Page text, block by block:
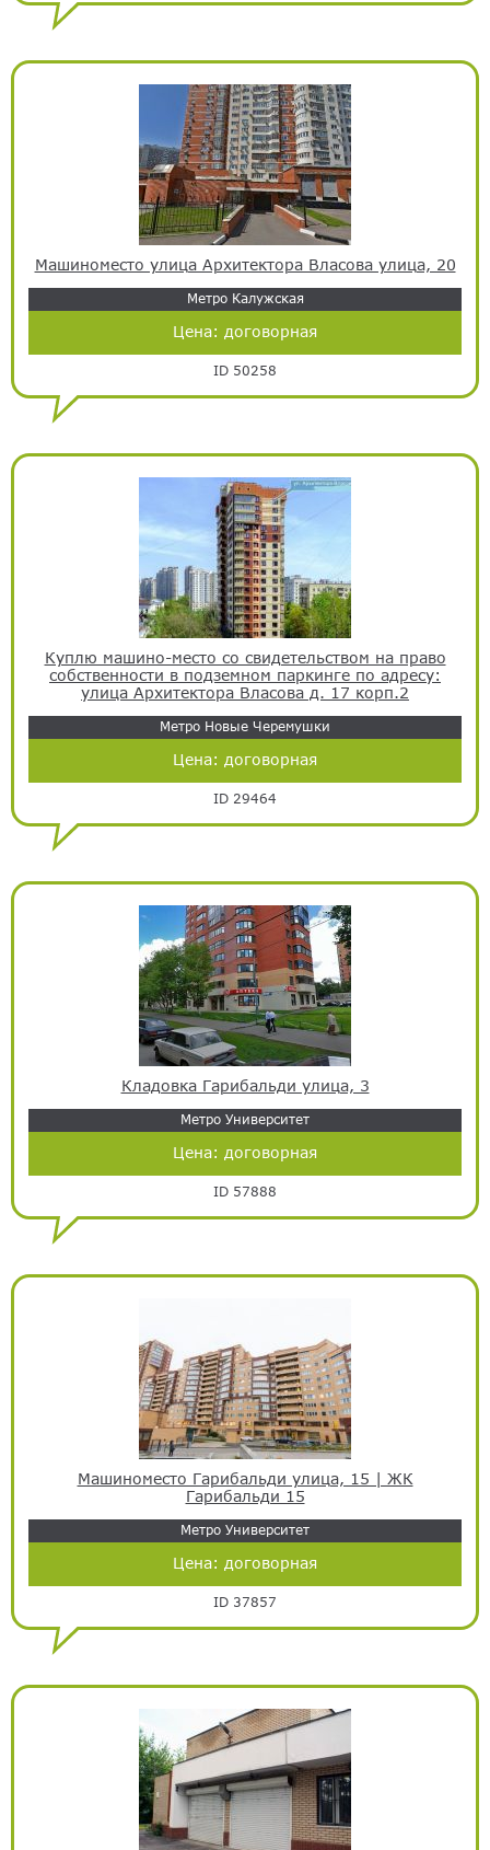
Машиноместо улица Архитектора Власова улица, 20
Метро Калужская
Цена: договорная
ID 50258
Куплю машино-место со свидетельством на право
собственности в подземном паркинге по адресу:
улица Архитектора Власова д. 17 корп.2
Метро Новые Черемушки
Цена: договорная
ID 29464
Кладовка Гарибальди улица, 3
Метро Университет
Цена: договорная
ID 57888
Машиноместо Гарибальди улица, 15 | ЖК
Гарибальди 15
Метро Университет
Цена: договорная
ID 37857